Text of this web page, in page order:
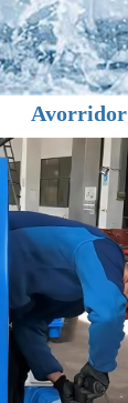
Avorridor